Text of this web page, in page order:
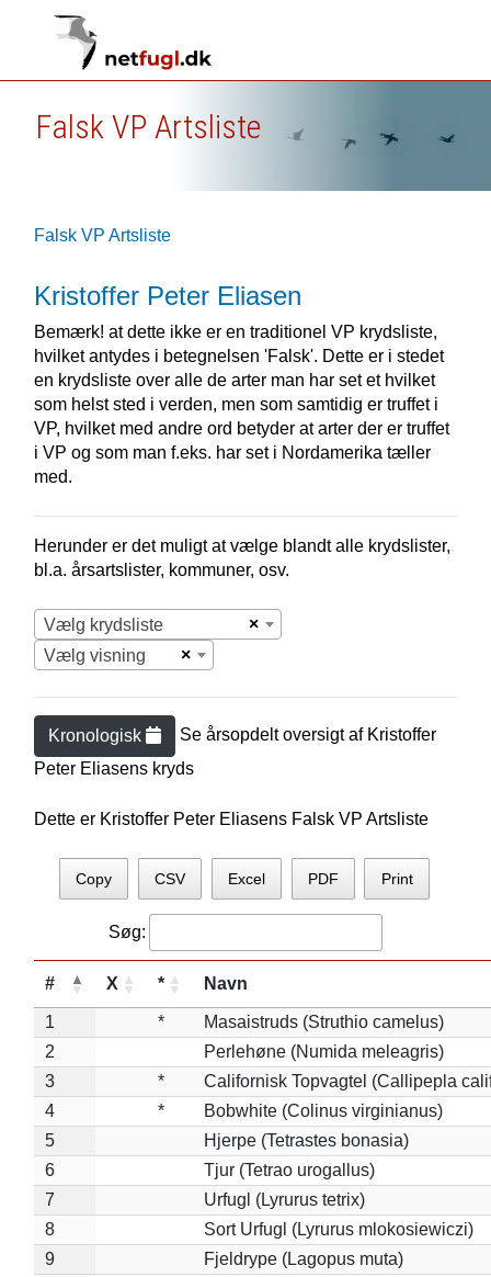
Falsk VP Artsliste
Falsk VP Artsliste
Kristoffer Peter Eliasen
Bemærk! at dette ikke er en traditionel VP krydsliste,
hvilket antydes i betegnelsen 'Falsk'. Dette er i stedet
en krydsliste over alle de arter man har set et hvilket
som helst sted i verden, men som samtidig er truffet i
VP, hvilket med andre ord betyder at arter der er truffet
i VP og som man f.eks. har set i Nordamerika tæller
med.
Herunder er det muligt at vælge blandt alle krydslister,
bl.a. årsartslister, kommuner, osv.
×
Vælg krydsliste
×
Vælg visning
Kronologisk Se årsopdelt oversigt af Kristoffer
Peter Eliasens kryds
Dette er Kristoffer Peter Eliasens Falsk VP Artsliste
Copy CSV Excel PDF Print
Søg:
# X * Navn
1 *
Masaistruds (Struthio camelus)
2
Perlehøne (Numida meleagris)
3
*
Californisk Topvagtel (Callipepla
4
*
Bobwhite (Colinus virginianus)
5
Hjerpe (Tetrastes bonasia)
6
Tjur (Tetrao urogallus)
7
Urfugl (Lyrurus tetrix)
8
Sort Urfugl (Lyrurus mlokosiewiczi)
9
Fjeldrype (Lagopus muta)